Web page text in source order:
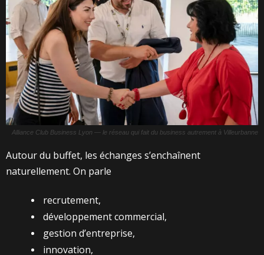
Alliance Club Business Lyon — le réseau qui fait du business autrement à Villeurbanne
Autour du buffet, les échanges s’enchaînent
naturellement. On parle
recrutement,
développement commercial,
gestion d’entreprise,
innovation,